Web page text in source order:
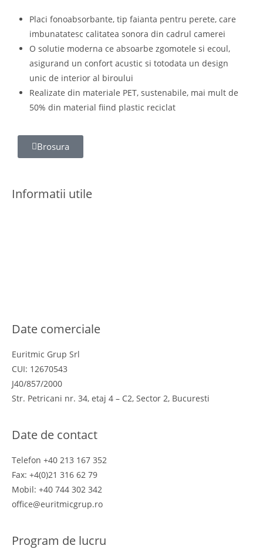
Placi fonoabsorbante, tip faianta pentru perete, care
imbunatatesc calitatea sonora din cadrul camerei
O solutie moderna ce absoarbe zgomotele si ecoul,
asigurand un confort acustic si totodata un design
unic de interior al biroului
Realizate din materiale PET, sustenabile, mai mult de
50% din material fiind plastic reciclat
Brosura
Informatii utile
Date comerciale
Euritmic Grup Srl
CUI: 12670543
J40/857/2000
Str. Petricani nr. 34, etaj 4 – C2, Sector 2, Bucuresti
Date de contact
Telefon +40 213 167 352
Fax: +4(0)21 316 62 79
Mobil: +40 744 302 342
office@euritmicgrup.ro
Program de lucru